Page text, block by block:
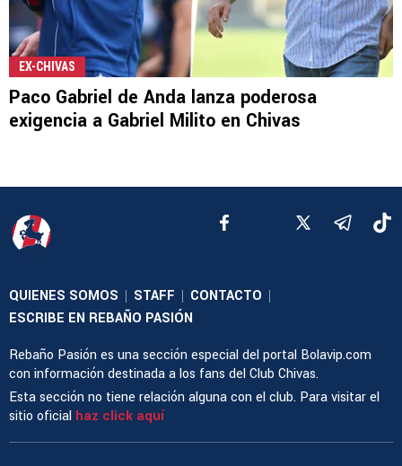
EX-CHIVAS
Paco Gabriel de Anda lanza poderosa
exigencia a Gabriel Milito en Chivas
QUIENES SOMOS | STAFF | CONTACTO |
ESCRIBE EN REBAÑO PASIÓN
Rebaño Pasión es una sección especial del portal Bolavip.com
con información destinada a los fans del Club Chivas.
Esta sección no tiene relación alguna con el club. Para visitar el
sitio oficial haz click aquí